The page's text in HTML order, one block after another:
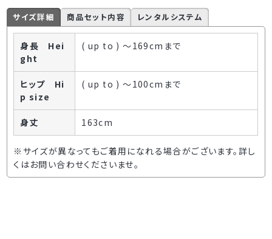
サイズ詳細 商品セット内容 レンタルシステム
身長 Hei
ght
( up to ) ～169cmまで
ヒップ Hi
p size
( up to ) ～100cmまで
身丈 163cm
※サイズが異なってもご着用になれる場合がございます。詳し
くはお問い合わせくださいませ。